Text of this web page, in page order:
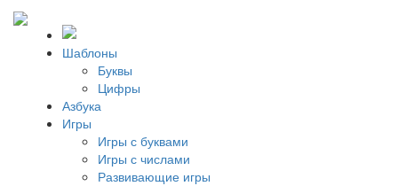
Шаблоны
Буквы
Цифры
Азбука
Игры
Игры с буквами
Игры с числами
Развивающие игры